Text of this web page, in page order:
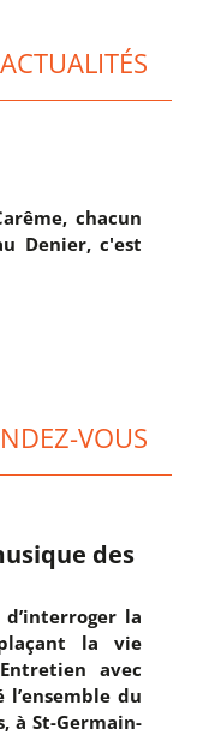
chacun
Denier, c'est
VOUS
des
la
la vie
avec
du
à St-Germain-